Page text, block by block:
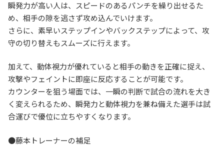
瞬発力が高い人は、スピードのあるパンチを繰り出せるた
め、相手の隙を逃さず攻め込んでいけます。
さらに、素早いステップインやバックステップによって、攻
守の切り替えもスムーズに行えます。
加えて、動体視力が優れていると相手の動きを正確に捉え、
攻撃やフェイントに即座に反応することが可能です。
カウンターを狙う場面では、一瞬の判断で試合の流れを大き
く変えられるため、瞬発力と動体視力を兼ね備えた選手は試
合運びで優位に立ちやすくなります。
●藤本トレーナーの補足